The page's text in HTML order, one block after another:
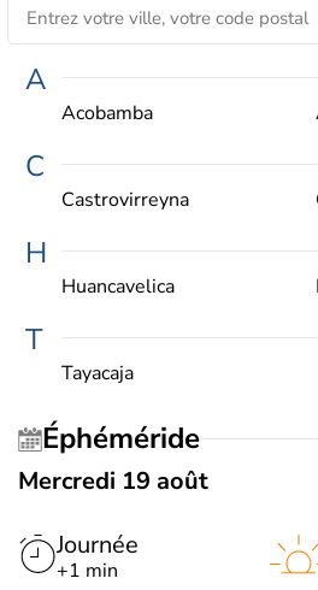
A
Acobamba
C
Castrovirreyna
H
Huancavelica
T
Tayacaja
Éphéméride
Mercredi 19 août
Journée
+1 min